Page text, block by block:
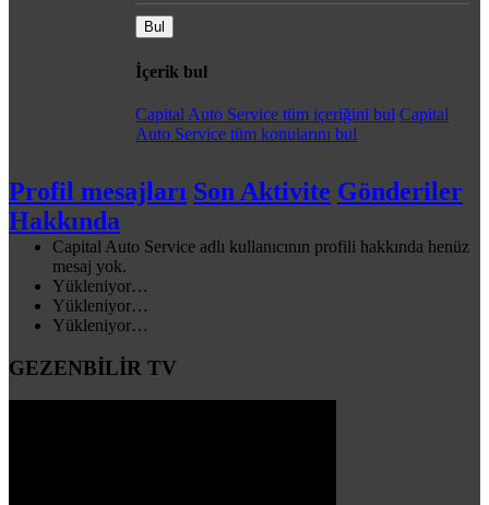
Bul
İçerik bul
Capital Auto Service tüm içeriğini bul Capital
Auto Service tüm konularını bul
Profil mesajları Son Aktivite Gönderiler
Hakkında
Capital Auto Service adlı kullanıcının profili hakkında henüz
mesaj yok.
Yükleniyor…
Yükleniyor…
Yükleniyor…
GEZENBİLİR TV